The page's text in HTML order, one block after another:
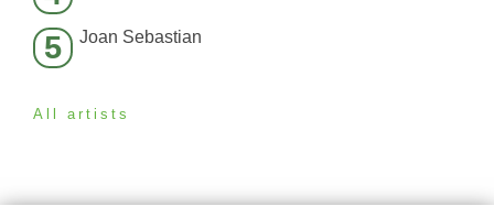
5 Joan Sebastian
All artists